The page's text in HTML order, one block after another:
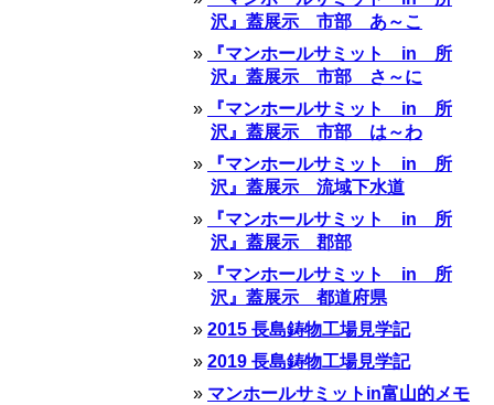
沢』蓋展示 市部 あ～こ
『マンホールサミット in 所
沢』蓋展示 市部 さ～に
『マンホールサミット in 所
沢』蓋展示 市部 は～わ
『マンホールサミット in 所
沢』蓋展示 流域下水道
『マンホールサミット in 所
沢』蓋展示 郡部
『マンホールサミット in 所
沢』蓋展示 都道府県
2015 長島鋳物工場見学記
2019 長島鋳物工場見学記
マンホールサミットin富山的メモ